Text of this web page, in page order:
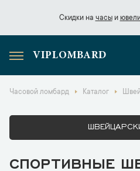
Скидки на часыи
Скидки начасы
VIPLOMBARD
Часовой ломбард Каталог
СПОРТИВНЫЕ